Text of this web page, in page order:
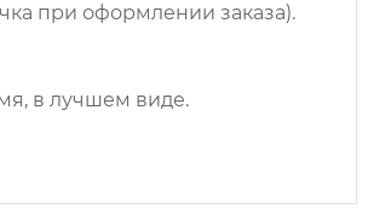
при оформлении заказа).
в лучшем виде.